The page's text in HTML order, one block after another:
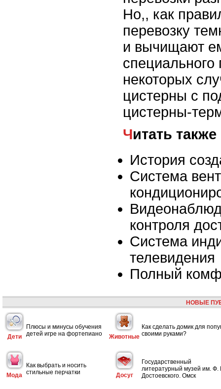
Но,, как
перевозку
и вычищают
специального
некоторых
цистерны с
цистерны-
Читать также
История
Система
контроля
Система
телевидения
Полный
НОВЫЕ
Дети
Плюсы и минусы обучения
детей игре на фортепиано
Животные
Как сделать домик для
своими руками?
Мода
Как выбрать и носить
стильные перчатки
Досуг
Государственный
литературный музей им. Ф.
Достоевского. Омск